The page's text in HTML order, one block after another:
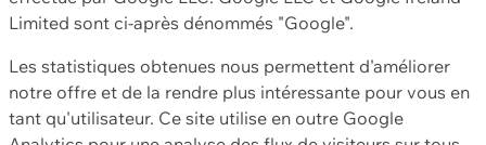
Limited sont ci-après dénommés "Google".
Les statistiques obtenues nous permettent d'améliorer
notre offre et de la rendre plus intéressante pour vous en
tant qu'utilisateur. Ce site utilise en outre Google